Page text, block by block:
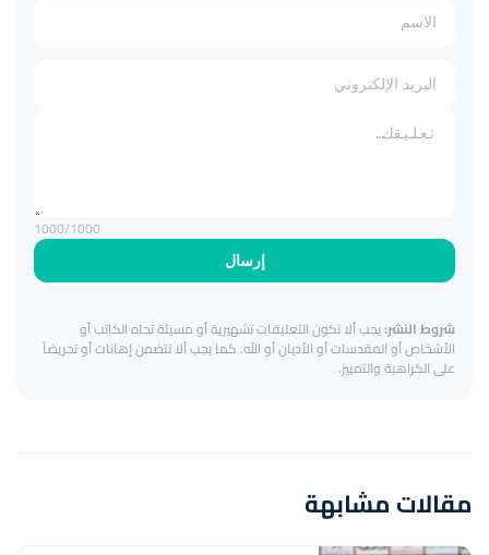
إرسال
1000/1000
شروط النشر:يجب ألا تكون التعليقات تشهيرية أو مسيئة تجاه الكاتب أو
الأشخاص أو المقدسات أو الأديان أو الله. كما يجب ألا تتضمن إهانات أو تحريضاً
على الكراهية والتمييز.
مقالات مشابهة